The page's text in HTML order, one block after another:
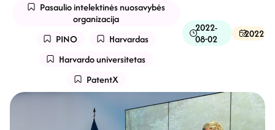
Pasaulio intelektinės nuosavybės
organizacija
PINO
Harvardas
Harvardo universitetas
PatentX
2022-
08-02
2022